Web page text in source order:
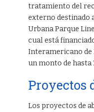
tratamiento del
externo destinado
Urbana Parque
cual está
Interamericano de
un monto de hasta
Proyectos
Los proyectos de